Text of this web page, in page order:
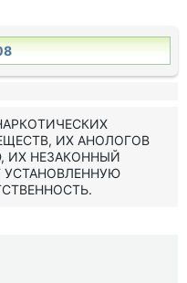
ИХ АНОЛОГОВ
ИХ НЕЗАКОННЫЙ
УСТАНОВЛЕННУЮ